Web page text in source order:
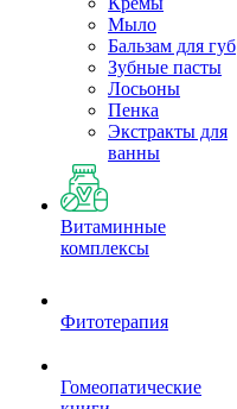
Мыло
Бальзам для губ
Зубные пасты
Лосьоны
Пенка
Экстракты для
ванны
Витаминные
комплексы
Фитотерапия
Гомеопатические